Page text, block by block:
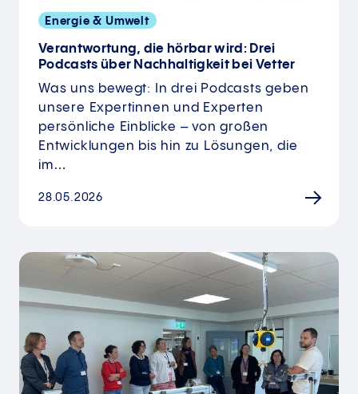
Energie & Umwelt
Verantwortung, die hörbar wird: Drei
Podcasts über Nachhaltigkeit bei Vetter
Was uns bewegt: In drei Podcasts geben
unsere Expertinnen und Experten
persönliche Einblicke – von großen
Entwicklungen bis hin zu Lösungen, die
im…
28.05.2026